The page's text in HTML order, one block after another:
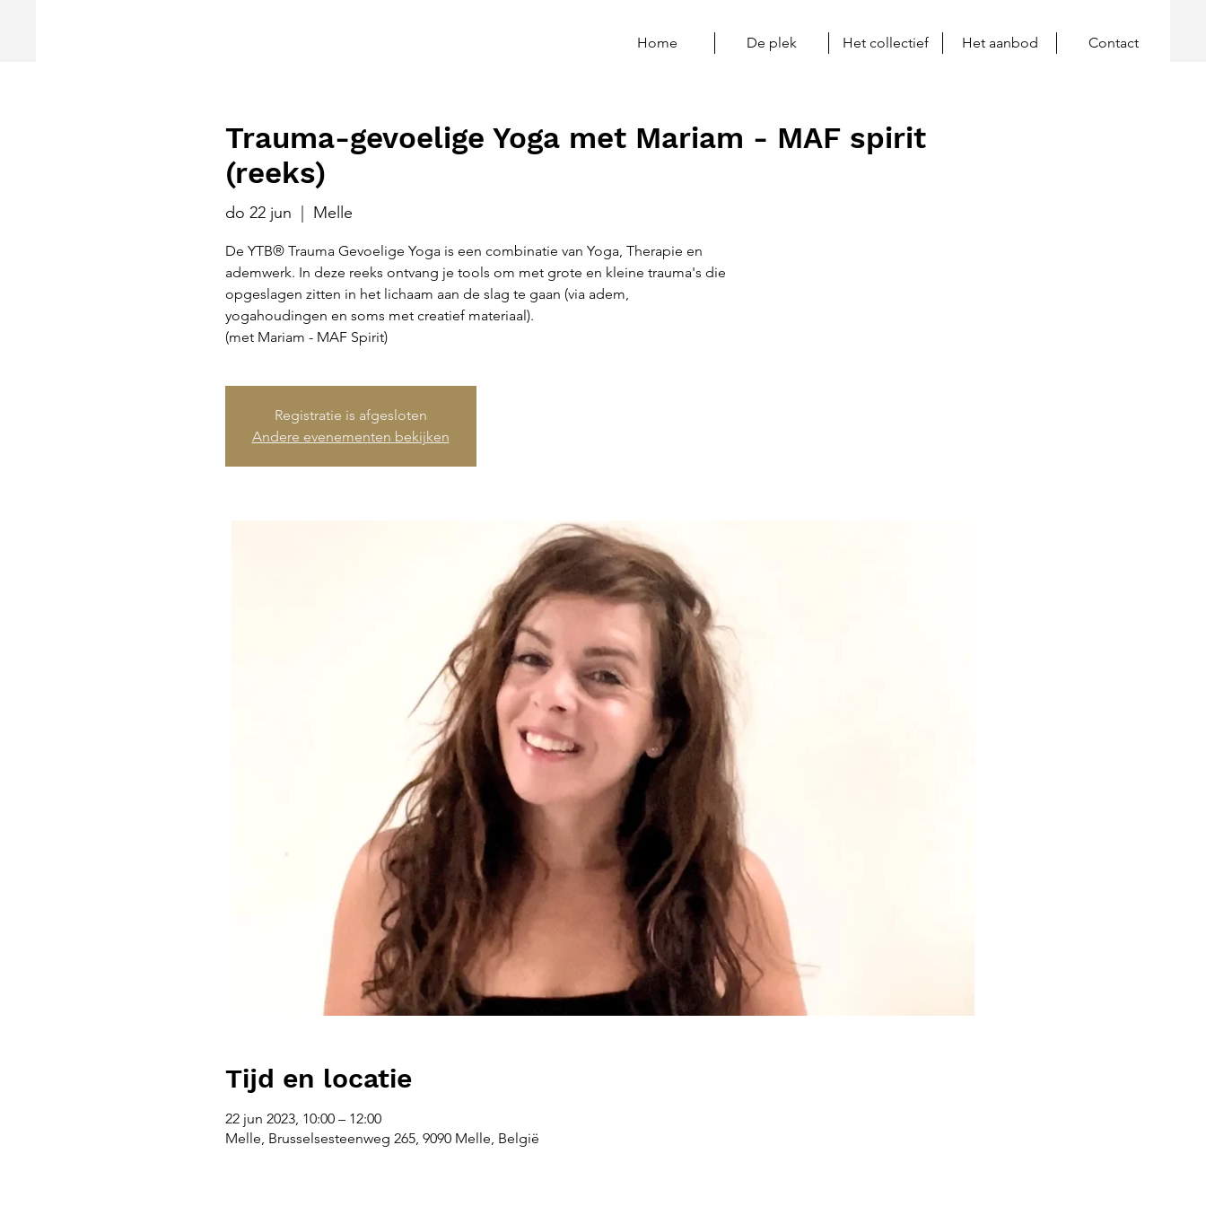
Home De plek Het collectief Het aanbod Contact
Trauma-gevoelige Yoga met Mariam - MAF spirit
(reeks)
do 22 jun Melle
De YTB® Trauma Gevoelige Yoga is een combinatie van Yoga, Therapie en
ademwerk. In deze reeks ontvang je tools om met grote en kleine trauma's die
opgeslagen zitten in het lichaam aan de slag te gaan (via adem,
yogahoudingen en soms met creatief materiaal).
(met Mariam - MAF Spirit)
Registratie is afgesloten
Andere evenementen bekijken
Tijd en locatie
22 jun 2023, 10:00 – 12:00
Melle, Brusselsesteenweg 265, 9090 Melle, België